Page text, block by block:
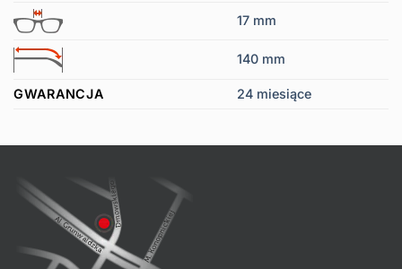
17 mm
140 mm
GWARANCJA 24 miesiące